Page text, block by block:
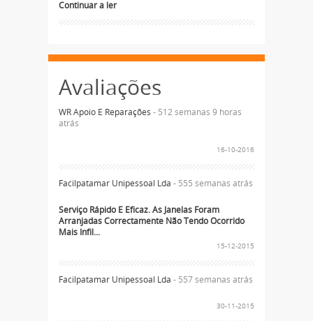
Continuar a ler
Avaliações
WR Apoio E Reparações - 512 semanas 9 horas
atrás
16-10-2016
Facilpatamar Unipessoal Lda - 555 semanas atrás
Serviço Rápido E Eficaz. As Janelas Foram
Arranjadas Correctamente Não Tendo Ocorrido
Mais Infil...
15-12-2015
Facilpatamar Unipessoal Lda - 557 semanas atrás
30-11-2015